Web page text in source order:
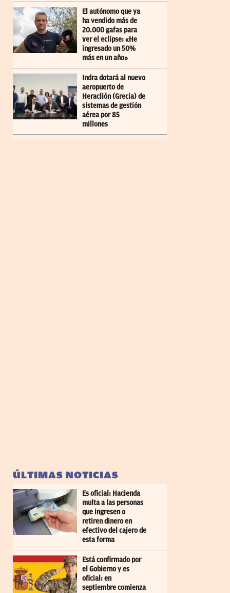
El autónomo que ya
ha vendido más de
20.000 gafas para
ver el eclipse: «He
ingresado un 50%
más en un año»
Indra dotará al nuevo
aeropuerto de
Heraclión (Grecia) de
sistemas de gestión
aérea por 85
millones
ÚLTIMAS NOTICIAS
Es oficial: Hacienda
multa a las personas
que ingresen o
retiren dinero en
efectivo del cajero de
esta forma
Está confirmado por
el Gobierno y es
oficial: en
septiembre comienza